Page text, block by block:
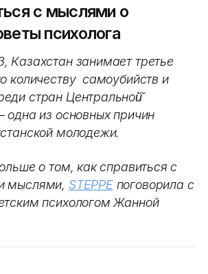
с мыслями о
психолога
Казахстан занимает третье
количеству самоубийств и
стран Центральной̆
из основных причин
молодежи.
о том, как справиться с
мыслями, STEPPEпоговорила с
психологом Жанной